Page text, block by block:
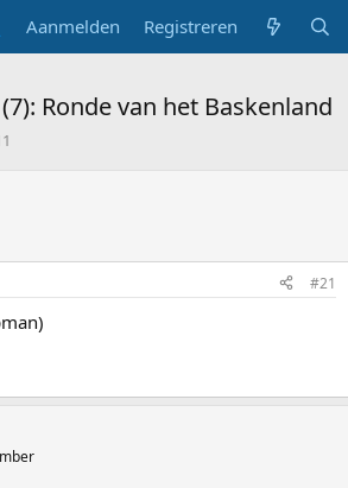
Aanmelden Registreren
Ronde van het Baskenland
#21